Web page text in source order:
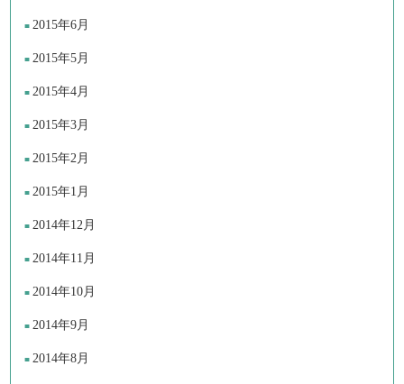
2015年6月
2015年5月
2015年4月
2015年3月
2015年2月
2015年1月
2014年12月
2014年11月
2014年10月
2014年9月
2014年8月